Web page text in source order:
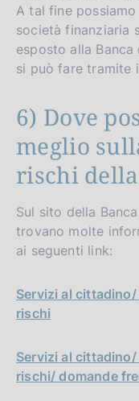
A tal fine
società finanziaria
esposto alla
si può fare tramite
6) Dove
meglio
rischi
Sul sito della
trovano molte
ai seguenti link:
Servizi al
rischi
Servizi al
rischi/ domande